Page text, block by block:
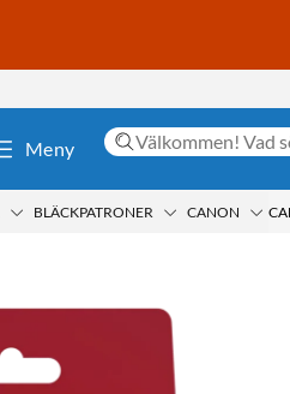
Meny
BLÄCKPATRONER CANON